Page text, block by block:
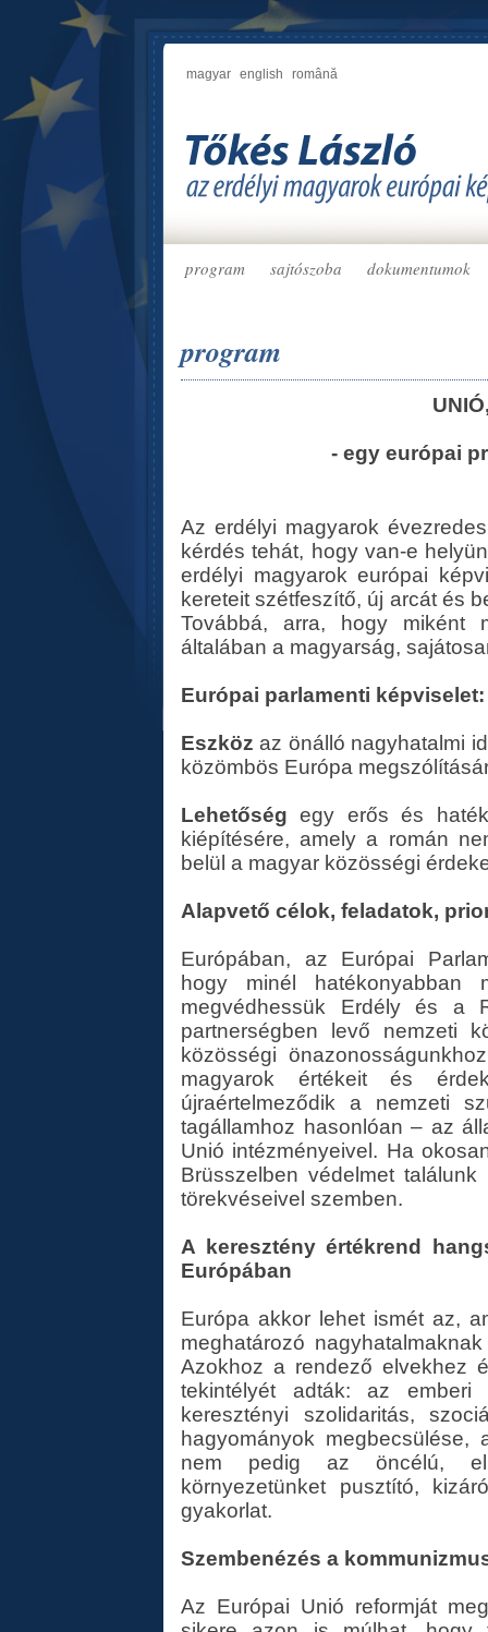
magyar english română
program sajtószoba dokumentumok
program
- egy európai
Az erdélyi magyarok
kérdés tehát, hogy van-e
erdélyi magyarok európai
kereteit szétfeszítő, új arcát és
Továbbá, arra, hogy miként
általában a magyarság,
Európai parlamenti
Eszköz az önálló nagyhatalmi
közömbös Európa
Lehetőség egy erős és
kiépítésére, amely a román
belül a magyar közösségi
Alapvető célok, feladatok,
Európában, az Európai
hogy minél hatékonyabban
megvédhessük Erdély és a
partnerségben levő nemzeti
közösségi
magyarok értékeit és
újraértelmeződik a nemzeti
tagállamhoz hasonlóan – az
Unió intézményeivel. Ha
Brüsszelben védelmet
törekvéseivel szemben.
A keresztény értékrend
Európában
Európa akkor lehet ismét az,
meghatározó
Azokhoz a rendező elvekhez
tekintélyét adták: az emberi
keresztényi szolidaritás,
hagyományok megbecsülése,
nem pedig az öncélú,
környezetünket pusztító,
gyakorlat.
Szembenézés a
Az Európai Unió reformját